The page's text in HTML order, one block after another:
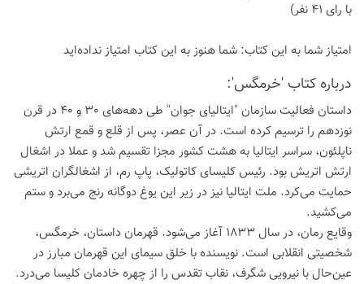
با رای 41 نفر)
امتیاز شما به این كتاب: شما هنوز به این كتاب امتیاز نداده‌اید
درباره كتاب 'خرمگس':
داستان فعالیت سازمان "ایتالیای جوان" طی دهه‌های 30 و 40 در قرن
نوزدهم را ترسیم کرده است. در آن عصر، پس از قلع و قمع ارتش
ناپلئون، سراسر ایتالیا به هشت کشور مجزا تقسیم شد و عملا در اشغال
ارتش اتریش بود. رئیس کلیسای کاتولیک، پاپ رم، از اشغالگران اتریشی
حمایت می‌کرد. ملت ایتالیا نیز در زیر این یوغ دوگانه رنج می‌برد و ستم
می‌کشید.
وقایع رمان، در سال 1833 آغاز می‌شود. قهرمان داستان، خرمگس،
شخصیتی انقلابی است. نویسنده با خلق سیمای این قهرمان مبارز در
عین‌حال با نیرویی شگرف، نقاب تقدس را از چهره خادمان کلیسا می‌درد.